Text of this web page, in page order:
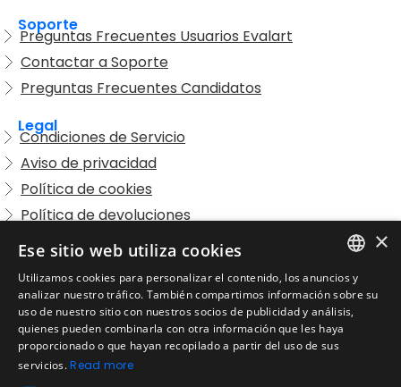
Soporte
Preguntas Frecuentes Usuarios Evalart
Contactar a Soporte
Preguntas Frecuentes Candidatos
Legal
Condiciones de Servicio
Aviso de privacidad
Política de cookies
Política de devoluciones
Acuerdo de licencia de usuario
Política de uso aceptable
Empresa
Acerca de nosotros
Blog
ENGLISH
SPANISH
×
Ese sitio web utiliza cookies
Utilizamos cookies para personalizar el contenido, los anuncios y
analizar nuestro tráfico. También compartimos información sobre su
uso de nuestro sitio con nuestros socios de publicidad y análisis,
quienes pueden combinarla con otra información que les haya
proporcionado o que hayan recopilado a partir del uso de sus
servicios.Read more